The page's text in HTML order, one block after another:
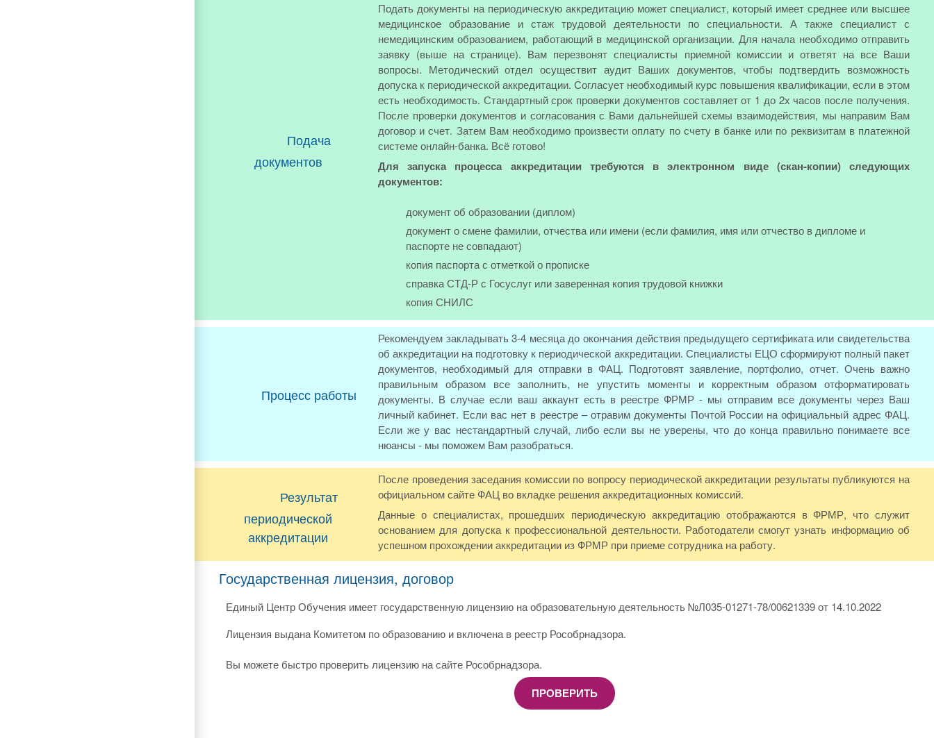
Подача
документов
Подать документы на периодическую аккредитацию может специалист, который имеет среднее или высшее
медицинское образование и стаж трудовой деятельности по специальности. А также специалист с
немедицинским образованием, работающий в медицинской организации. Для начала необходимо отправить
заявку (выше на странице). Вам перезвонят специалисты приемной комиссии и ответят на все Ваши
вопросы. Методический отдел осуществит аудит Ваших документов, чтобы подтвердить возможность
допуска к периодической аккредитации. Согласует необходимый курс повышения квалификации, если в этом
есть необходимость. Стандартный срок проверки документов составляет от 1 до 2х часов после получения.
После проверки документов и согласования с Вами дальнейшей схемы взаимодействия, мы направим Вам
договор и счет. Затем Вам необходимо произвести оплату по счету в банке или по реквизитам в платежной
системе онлайн-банка. Всё готово!
Для запуска процесса аккредитации требуются в электронном виде (скан-копии) следующих
документов:
документ об образовании (диплом)
документ о смене фамилии, отчества или имени (если фамилия, имя или отчество в дипломе и
паспорте не совпадают)
копия паспорта с отметкой о прописке
справка СТД-Р с Госуслуг или заверенная копия трудовой книжки
копия СНИЛС
Процесс работы
Рекомендуем закладывать 3-4 месяца до окончания действия предыдущего сертификата или свидетельства
об аккредитации на подготовку к периодической аккредитации. Специалисты ЕЦО сформируют полный пакет
документов, необходимый для отправки в ФАЦ. Подготовят заявление, портфолио, отчет. Очень важно
правильным образом все заполнить, не упустить моменты и корректным образом отформатировать
документы. В случае если ваш аккаунт есть в реестре ФРМР - мы отправим все документы через Ваш
личный кабинет. Если вас нет в реестре – отравим документы Почтой России на официальный адрес ФАЦ.
Если же у вас нестандартный случай, либо если вы не уверены, что до конца правильно понимаете все
нюансы - мы поможем Вам разобраться.
Результат
периодической
аккредитации
После проведения заседания комиссии по вопросу периодической аккредитации результаты публикуются на
официальном сайте ФАЦ во вкладке решения аккредитационных комиссий.
Данные о специалистах, прошедших периодическую аккредитацию отображаются в ФРМР, что служит
основанием для допуска к профессиональной деятельности. Работодатели смогут узнать информацию об
успешном прохождении аккредитации из ФРМР при приеме сотрудника на работу.
Государственная лицензия, договор
Единый Центр Обучения имеет государственную лицензию на образовательную деятельность №Л035-01271-78/00621339 от 14.10.2022
Лицензия выдана Комитетом по образованию и включена в реестр Рособрнадзора.
Вы можете быстро проверить лицензию на сайте Рособрнадзора.
ПРОВЕРИТЬ